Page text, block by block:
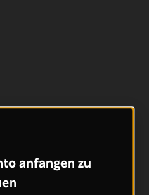
anfangen zu